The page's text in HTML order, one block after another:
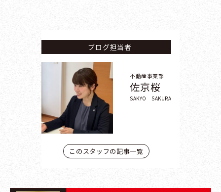
ブログ担当者
不動産事業部
佐京桜
SAKYO SAKURA
このスタッフの記事一覧